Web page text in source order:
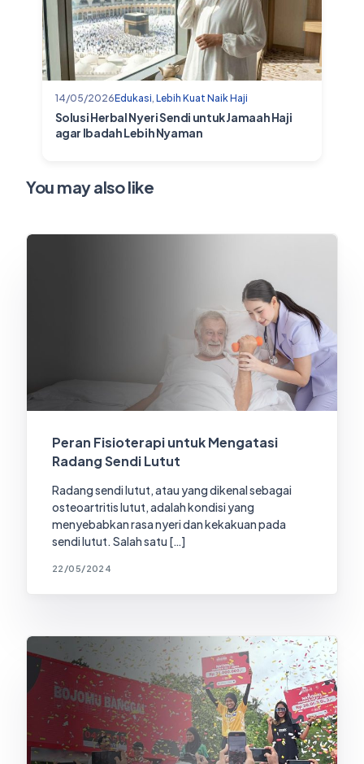
14/05/2026Edukasi Lebih Kuat Naik Haji
Solusi Herbal Nyeri Sendi untuk Jamaah Haji
agar Ibadah Lebih Nyaman
You may also like
Peran Fisioterapi untuk Mengatasi
Radang Sendi Lutut
Radang sendi lutut, atau yang dikenal sebagai
osteoartritis lutut, adalah kondisi yang
menyebabkan rasa nyeri dan kekakuan pada
sendi lutut. Salah satu […]
22/05/2024